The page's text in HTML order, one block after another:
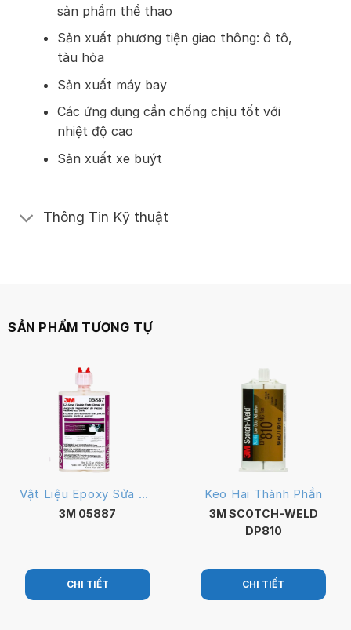
sản phẩm thể thao
Sản xuất phương tiện giao thông: ô tô,
tàu hỏa
Sản xuất máy bay
Các ứng dụng cần chống chịu tốt với
nhiệt độ cao
Sản xuất xe buýt
Thông Tin Kỹ thuật
SẢN PHẨM TƯƠNG TỰ
Vật Liệu Epoxy Sửa Chữa
3M 05887
CHI TIẾT
Keo Hai Thành Phần
3M SCOTCH-WELD
DP810
CHI TIẾT